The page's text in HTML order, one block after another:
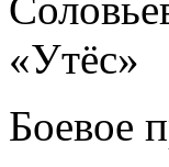
«Утёс»
Боевое